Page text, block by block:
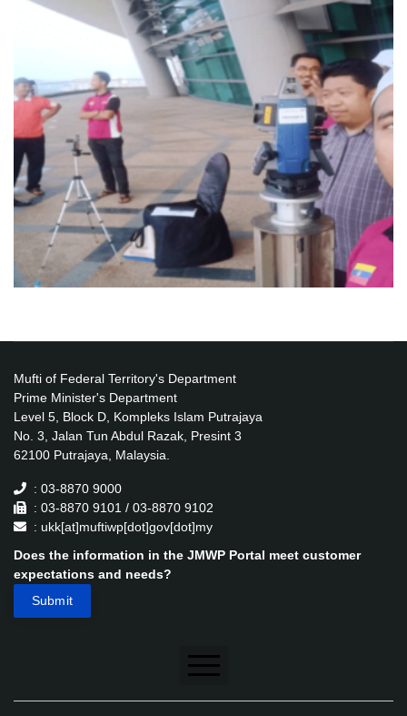
Mufti of Federal Territory's Department
Prime Minister's Department
Level 5, Block D, Kompleks Islam Putrajaya
No. 3, Jalan Tun Abdul Razak, Presint 3
62100 Putrajaya, Malaysia.
: 03-8870 9000
: 03-8870 9101 / 03-8870 9102
: ukk[at]muftiwp[dot]gov[dot]my
Does the information in the JMWP Portal meet customer
expectations and needs?
Disclaimer